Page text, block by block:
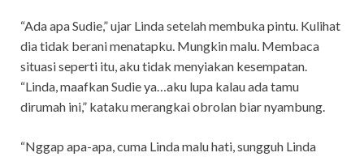
“Ada apa Sudie,” ujar Linda setelah membuka pintu. Kulihat
dia tidak berani menatapku. Mungkin malu. Membaca
situasi seperti itu, aku tidak menyiakan kesempatan.
“Linda, maafkan Sudie ya…aku lupa kalau ada tamu
dirumah ini,” kataku merangkai obrolan biar nyambung.
“Nggap apa-apa, cuma Linda malu hati, sungguh Linda